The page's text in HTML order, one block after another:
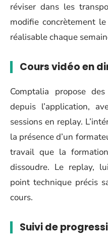
réviser dans les
modifie concrètement
réalisable chaque
Cours vidéo en
Comptalia propose
depuis l’application,
sessions en replay.
la présence d’un
travail que la
dissoudre. Le replay,
point technique précis
cours.
Suivi de